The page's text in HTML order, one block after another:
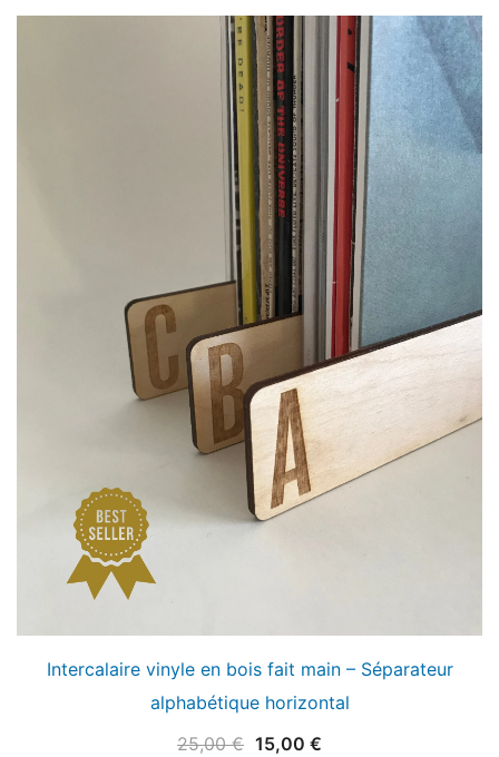
Intercalaire vinyle en bois fait main – Séparateur
alphabétique horizontal
25,00€ Le
15,00 €